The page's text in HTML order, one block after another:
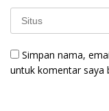
Simpan nama,
untuk komentar saya